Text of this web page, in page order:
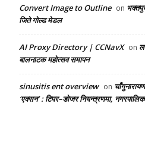
Convert Image to Outline on
जिते गोल्ड मेडल
AI Proxy Directory | CCNavX on
बालनाटक महोत्सव समापन
sinusitis ent overview on
‘एक्सन’ : टिपर–डोजर नियन्त्रणमा,